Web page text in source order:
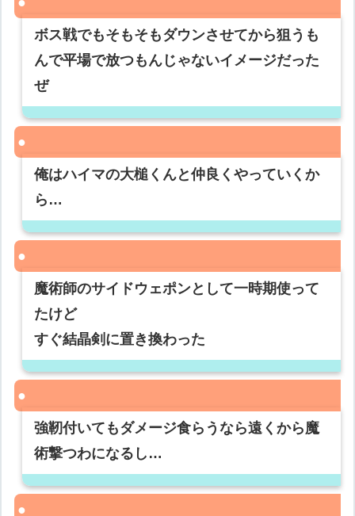
ボス戦でもそもそもダウンさせてから狙うも
んで平場で放つもんじゃないイメージだった
ぜ
俺はハイマの大槌くんと仲良くやっていくか
ら…
魔術師のサイドウェポンとして一時期使って
たけど
すぐ結晶剣に置き換わった
強靭付いてもダメージ食らうなら遠くから魔
術撃つわになるし…